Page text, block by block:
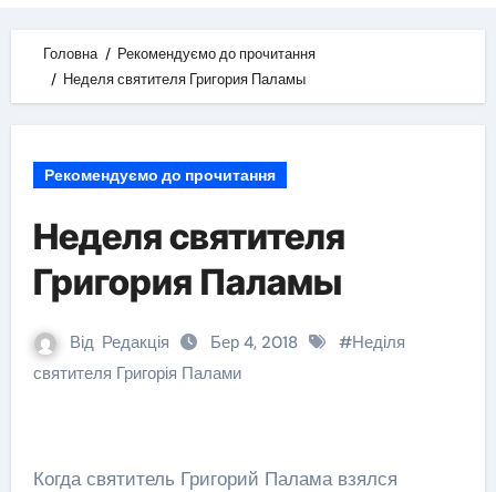
Головна
Рекомендуємо до прочитання
Неделя святителя Григория Паламы
Рекомендуємо до прочитання
Неделя святителя
Григория Паламы
Від Редакція Бер 4, 2018 #Неділя
святителя Григорія Палами
Когда святитель Григорий Палама взялся